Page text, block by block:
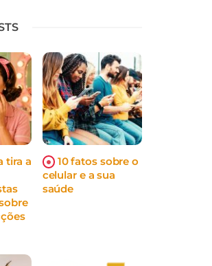
tira a
10 fatos sobre o
celular e a sua
saúde